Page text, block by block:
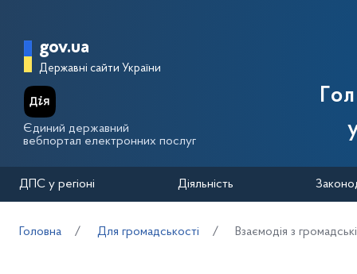
Головна сторінка Державної
gov.ua
Державні сайти України
Єдиний державний
вебпортал електронних послуг
ДПС у регіоні Діяльність
Головна Для громадськості Взаємодія з